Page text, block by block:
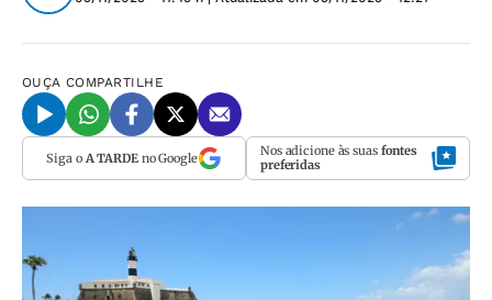
OUÇA COMPARTILHE
Siga o A TARDEno Google Nos adicione às suas fontes
preferidas